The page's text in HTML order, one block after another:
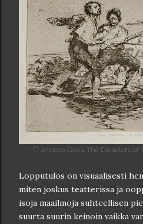
Francisco Goya The Disasters
Lopputulos on visuaalisesti
miten joskus teatterissa ja
isoja maailmoja suhteellisen
suurta suurin keinoin vaikka